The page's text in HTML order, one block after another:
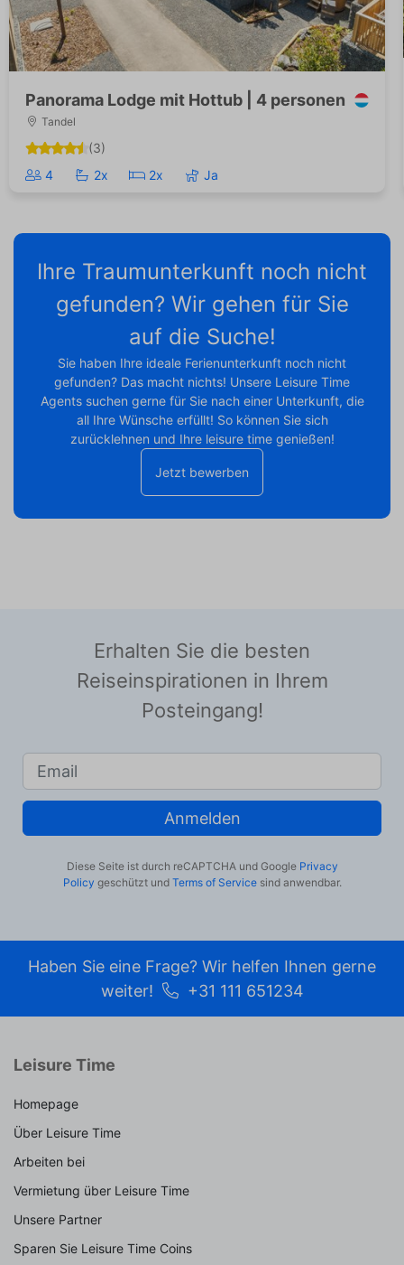
Panorama Lodge mit Hottub | 4 personen
Tandel
(3)
4
2x 2x Ja
Ihre Traumunterkunft noch nicht
gefunden? Wir gehen für Sie
auf die Suche!
Sie haben Ihre ideale Ferienunterkunft noch nicht
gefunden? Das macht nichts! Unsere Leisure Time
Agents suchen gerne für Sie nach einer Unterkunft, die
all Ihre Wünsche erfüllt! So können Sie sich
zurücklehnen und Ihre leisure time genießen!
Jetzt bewerben
Erhalten Sie die besten
Reiseinspirationen in Ihrem
Posteingang!
Anmelden
Diese Seite ist durch reCAPTCHA und Google Privacy
Policy geschützt und Terms of Servicesind anwendbar.
Haben Sie eine Frage? Wir helfen Ihnen gerne
weiter!
+31 111 651234
Leisure Time
Homepage
Über Leisure Time
Arbeiten bei
Vermietung über Leisure Time
Unsere Partner
Sparen Sie Leisure Time Coins